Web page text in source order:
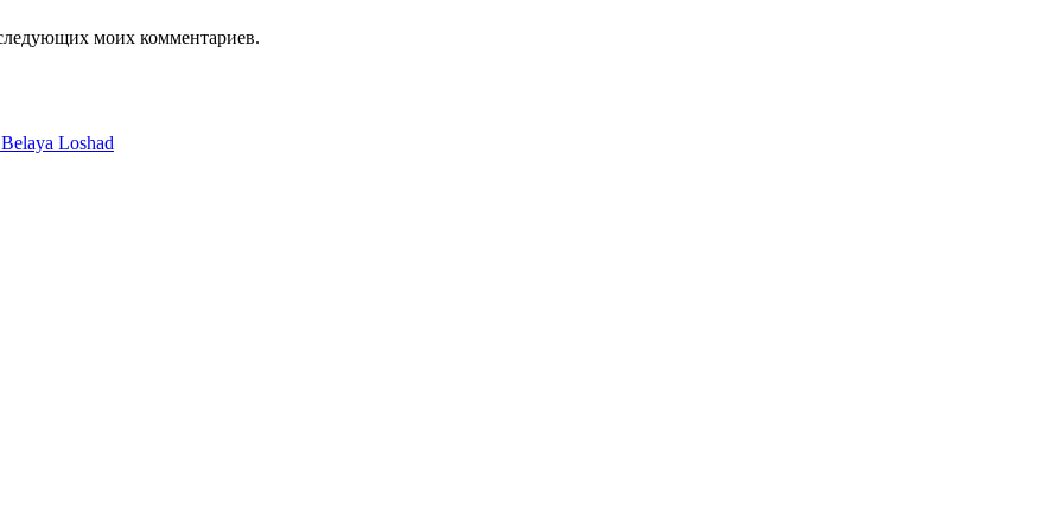
моих комментариев.
Loshad